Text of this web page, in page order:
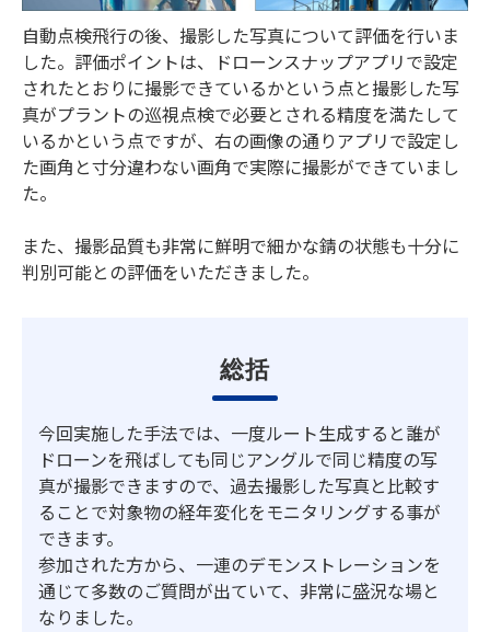
自動点検飛行の後、撮影した写真について評価を行いま
した。評価ポイントは、ドローンスナップアプリで設定
されたとおりに撮影できているかという点と撮影した写
真がプラントの巡視点検で必要とされる精度を満たして
いるかという点ですが、右の画像の通りアプリで設定し
た画角と寸分違わない画角で実際に撮影ができていまし
た。
また、撮影品質も非常に鮮明で細かな錆の状態も十分に
判別可能との評価をいただきました。
総括
今回実施した手法では、一度ルート生成すると誰が
ドローンを飛ばしても同じアングルで同じ精度の写
真が撮影できますので、過去撮影した写真と比較す
ることで対象物の経年変化をモニタリングする事が
できます。
参加された方から、一連のデモンストレーションを
通じて多数のご質問が出ていて、非常に盛況な場と
なりました。